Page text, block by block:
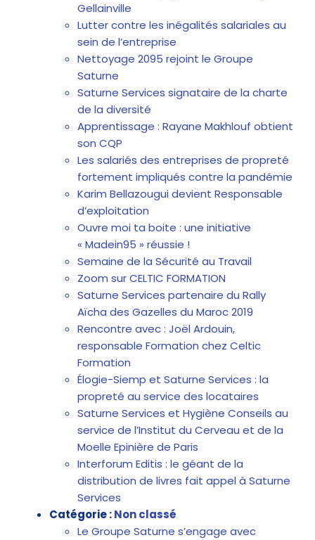
Gellainville
Lutter contre les inégalités salariales au
sein de l’entreprise
Nettoyage 2095 rejoint le Groupe
Saturne
Saturne Services signataire de la charte
de la diversité
Apprentissage : Rayane Makhlouf obtient
son CQP
Les salariés des entreprises de propreté
fortement impliqués contre la pandémie
Karim Bellazougui devient Responsable
d’exploitation
Ouvre moi ta boite : une initiative
« Madein95 » réussie !
Semaine de la Sécurité au Travail
Zoom sur CELTIC FORMATION
Saturne Services partenaire du Rally
Aïcha des Gazelles du Maroc 2019
Rencontre avec : Joël Ardouin,
responsable Formation chez Celtic
Formation
Élogie-Siemp et Saturne Services : la
propreté au service des locataires
Saturne Services et Hygiène Conseils au
service de l’Institut du Cerveau et de la
Moelle Epinière de Paris
Interforum Editis : le géant de la
distribution de livres fait appel à Saturne
Services
Catégorie :Non classé
Le Groupe Saturne s’engage avec